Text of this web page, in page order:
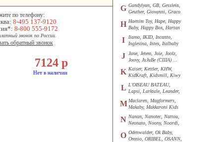
по телефону:
8-495 137-9120
8-800 555-9172
звонок по России.
обратный звонок
7124 р
Нет в наличии
G Gandylyan, GB, Gesslein,
Geuther, Giovanni, Graco
H Haenim Toy, Hape, Happy
Baby, Happy Box, Hartan
I
Iiamo, IKID, Incanto,
Inglesina, Intex, Italbaby
J
Jane, Jetem, Joie, Joolz,
Joovy, JuJuBe (США) ...
K Kaiser, Kettler, KHW,
KidKraft, Kidsmill, Kiwy
L L'OISEAU BATEAU,
Lapsi, Larktale, Leander,
M Maclaren, Magformers,
Makaby, Makkaroni Kids
N Nanan, Nanotec, Nattou,
Neonato, Noony, Noordi,
O Odenwalder, Ok Baby,
Omnio, ORIBEL, OSANN,